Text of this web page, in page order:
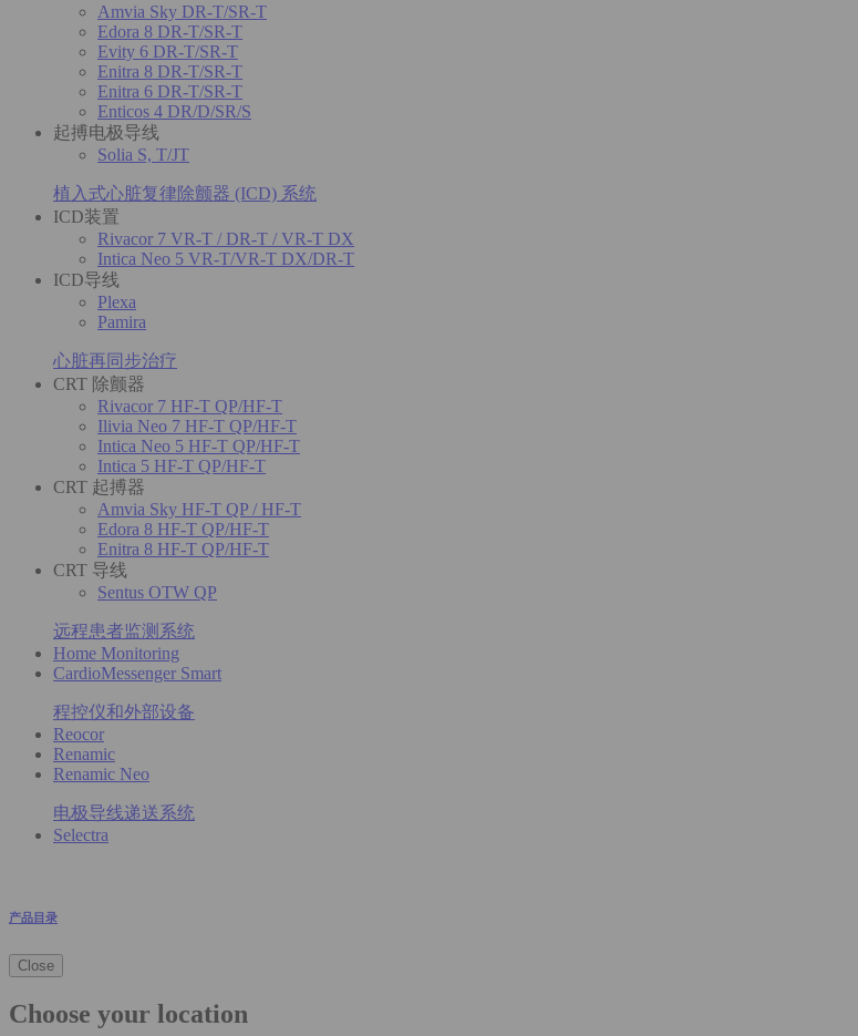
Amvia Sky DR-T/SR-T
Edora 8 DR-T/SR-T
Evity 6 DR-T/SR-T
Enitra 8 DR-T/SR-T
Enitra 6 DR-T/SR-T
Enticos 4 DR/D/SR/S
起搏电极导线
Solia S, T/JT
植入式心脏复律除颤器 (ICD) 系统
ICD装置
Rivacor 7 VR-T / DR-T / VR-T DX
Intica Neo 5 VR-T/VR-T DX/DR-T
ICD导线
Plexa
Pamira
心脏再同步治疗
CRT 除颤器
Rivacor 7 HF-T QP/HF-T
Ilivia Neo 7 HF-T QP/HF-T
Intica Neo 5 HF-T QP/HF-T
Intica 5 HF-T QP/HF-T
CRT 起搏器
Amvia Sky HF-T QP / HF-T
Edora 8 HF-T QP/HF-T
Enitra 8 HF-T QP/HF-T
CRT 导线
Sentus OTW QP
远程患者监测系统
Home Monitoring
CardioMessenger Smart
程控仪和外部设备
Reocor
Renamic
Renamic Neo
电极导线递送系统
Selectra
产品目录
Close
Choose your location